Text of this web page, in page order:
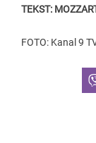
TEKST:
FOTO: Kanal 9